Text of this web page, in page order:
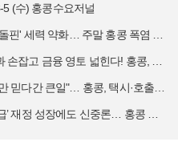
(수) 홍콩수요저널
' 세력 약화… 주말 홍콩 폭염 예고
금융 영토 넓힌다! 홍콩, 10대 신규 정책 …
큰일"… 홍콩, 택시·호출차 통합 시험 도입…
성장에도 신중론… 홍콩 GDP 전망 상향 속…